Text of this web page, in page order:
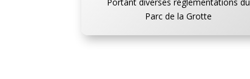
Parc de la Grotte